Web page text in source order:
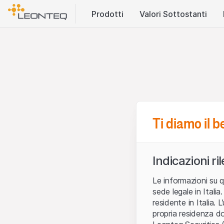
Prodotti Valori Sottostanti
Ti diamo il
Indicazioni
Le informazioni su
sede legale in
residente in Italia.
propria residenza